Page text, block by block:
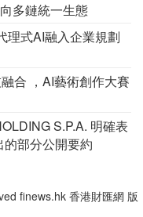
多鏈統一生態
理式AI融入企業規劃
合 ，AI藝術創作大賽
S.P.A. 明確表
部分公開要約
finews.hk 香港財匯網 版